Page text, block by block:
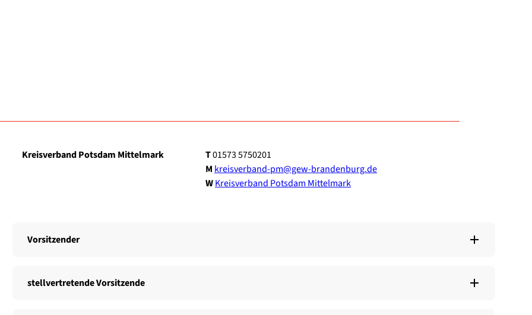
Kreis­ver­band Pots­dam Mit­tel­mark T01573 5750201
Mkreisverband-pm@gew-brandenburg.de
WKreis­ver­band Pots­dam Mit­tel­mark
Vor­sit­zen­der
stell­ver­tre­ten­deVor­sit­zen­de